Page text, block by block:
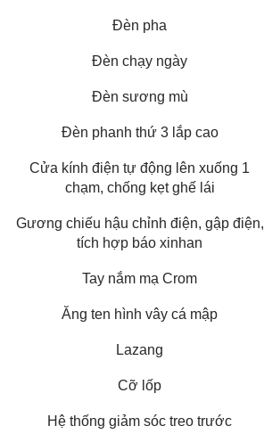
Đèn pha
Đèn chạy ngày
Đèn sương mù
Đèn phanh thứ 3 lắp cao
Cửa kính điện tự động lên xuống 1
chạm, chống kẹt ghế lái
Gương chiếu hậu chỉnh điện, gập điện,
tích hợp báo xinhan
Tay nắm mạ Crom
Ăng ten hình vây cá mập
Lazang
Cỡ lốp
Hệ thống giảm sóc treo trước